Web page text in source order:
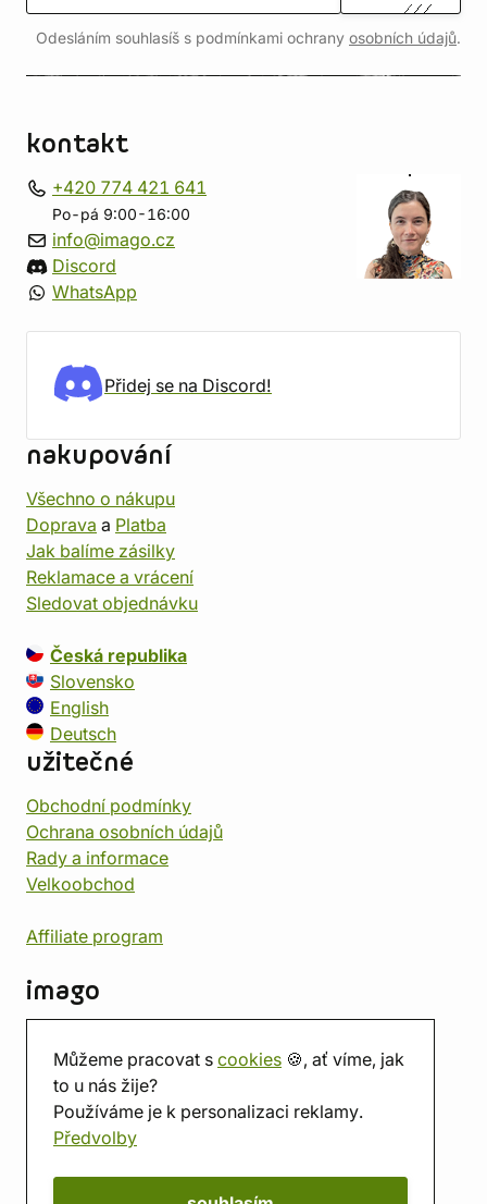
Můžeme pracovat s cookies 🍪, ať víme, jak
to u nás žije?
Používáme je k personalizaci reklamy.
Předvolby
Odesláním souhlasíš s podmínkami ochrany osobních údajů.
kontakt
+420 774 421 641
Po-pá 9:00-16:00
info@imago.cz
Discord
WhatsApp
Přidej se na Discord!
nakupování
Všechno o nákupu
Doprava a Platba
Jak balíme zásilky
Reklamace a vrácení
Sledovat objednávku
Česká republika
Slovensko
English
Deutsch
užitečné
Obchodní podmínky
Ochrana osobních údajů
Rady a informace
Velkoobchod
Affiliate program
imago
Prodejna
Herna
O nás
Hodnocení obchodu